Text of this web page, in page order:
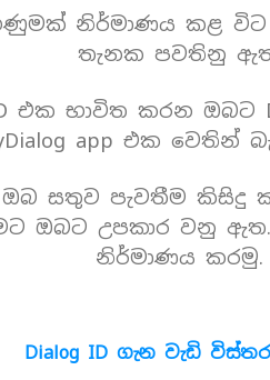
නිර්මාණය කළ විට
තැනක පවතිනු
එක භාවිත කරන ඔබට
app එක වෙතින්
ඔබ සතුව පැවතීම කිසිදු
ඔබට උපකාර වනු
නිර්මාණය කරමු.
Dialog ID ගැන වැඩි